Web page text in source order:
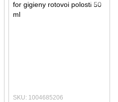
SKU: 1004685206